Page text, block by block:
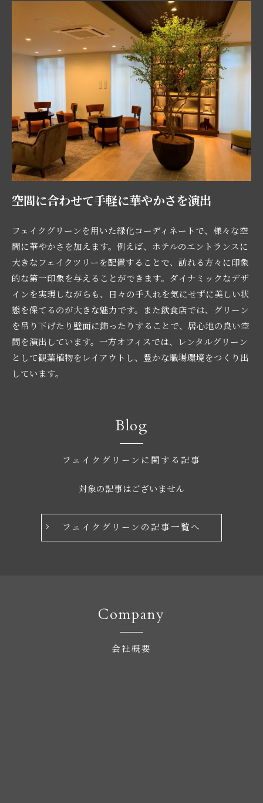
空間に合わせて手軽に華やかさを演出
フェイクグリーンを用いた緑化コーディネートで、様々な空
間に華やかさを加えます。例えば、ホテルのエントランスに
大きなフェイクツリーを配置することで、訪れる方々に印象
的な第一印象を与えることができます。ダイナミックなデザ
インを実現しながらも、日々の手入れを気にせずに美しい状
態を保てるのが大きな魅力です。また飲食店では、グリーン
を吊り下げたり壁面に飾ったりすることで、居心地の良い空
間を演出しています。一方オフィスでは、レンタルグリーン
として観葉植物をレイアウトし、豊かな職場環境をつくり出
しています。
Blog
フェイクグリーンに関する記事
対象の記事はございません
フェイクグリーンの記事一覧へ
Company
会社概要